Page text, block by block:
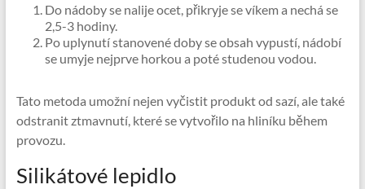
Do nádoby se nalije ocet, přikryje se víkem a nechá se
2,5-3 hodiny.
Po uplynutí stanovené doby se obsah vypustí, nádobí
se umyje nejprve horkou a poté studenou vodou.
Tato metoda umožní nejen vyčistit produkt od sazí, ale také
odstranit ztmavnutí, které se vytvořilo na hliníku během
provozu.
Silikátové lepidlo